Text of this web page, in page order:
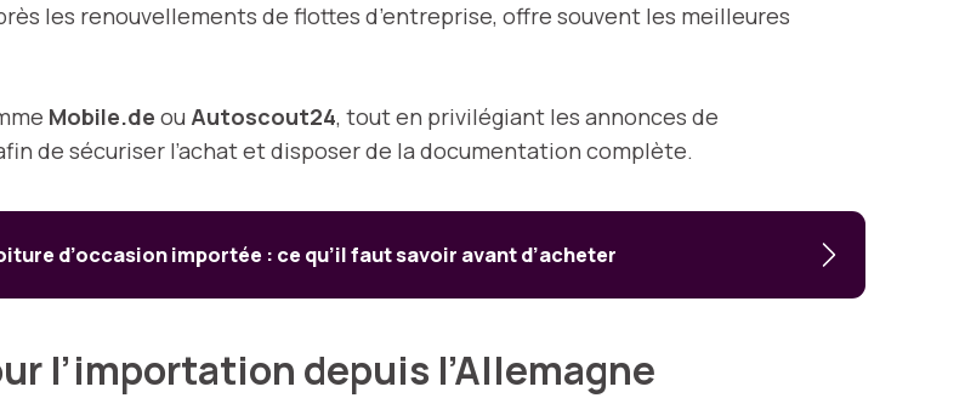
les renouvellements de flottes d’entreprise, offre souvent les meilleures
Mobile.de ou Autoscout24, tout en privilégiant les annonces de
de sécuriser l’achat et disposer de la documentation complète.
d’occasion importée : ce qu’il faut savoir avant d’acheter
l’importation depuis l’Allemagne